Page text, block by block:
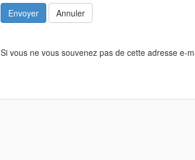
Envoyer Annuler
Si vous ne vous souvenez pas de cette adresse e-